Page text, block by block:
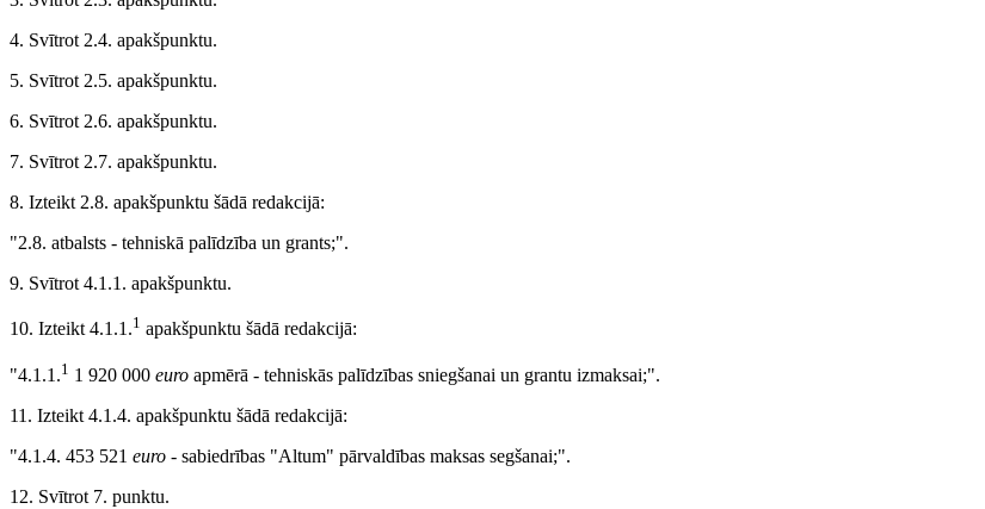
4. Svītrot 2.4. apakšpunktu.
5. Svītrot 2.5. apakšpunktu.
6. Svītrot 2.6. apakšpunktu.
7. Svītrot 2.7. apakšpunktu.
8. Izteikt 2.8. apakšpunktu šādā redakcijā:
"2.8. atbalsts - tehniskā palīdzība un grants;".
9. Svītrot 4.1.1. apakšpunktu.
10. Izteikt 4.1.1.1 apakšpunktu šādā redakcijā:
"4.1.1.1 1 920 000 euro apmērā - tehniskās palīdzības sniegšanai un grantu izmaksai;".
11. Izteikt 4.1.4. apakšpunktu šādā redakcijā:
"4.1.4. 453 521 euro - sabiedrības "Altum" pārvaldības maksas segšanai;".
12. Svītrot 7. punktu.